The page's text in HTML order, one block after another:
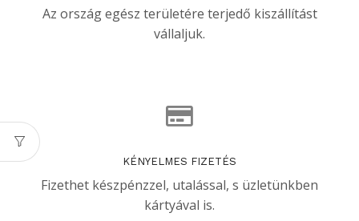
Az ország egész területére terjedő kiszállítást
vállaljuk.
KÉNYELMES FIZETÉS
Fizethet készpénzzel, utalással, s üzletünkben
kártyával is.